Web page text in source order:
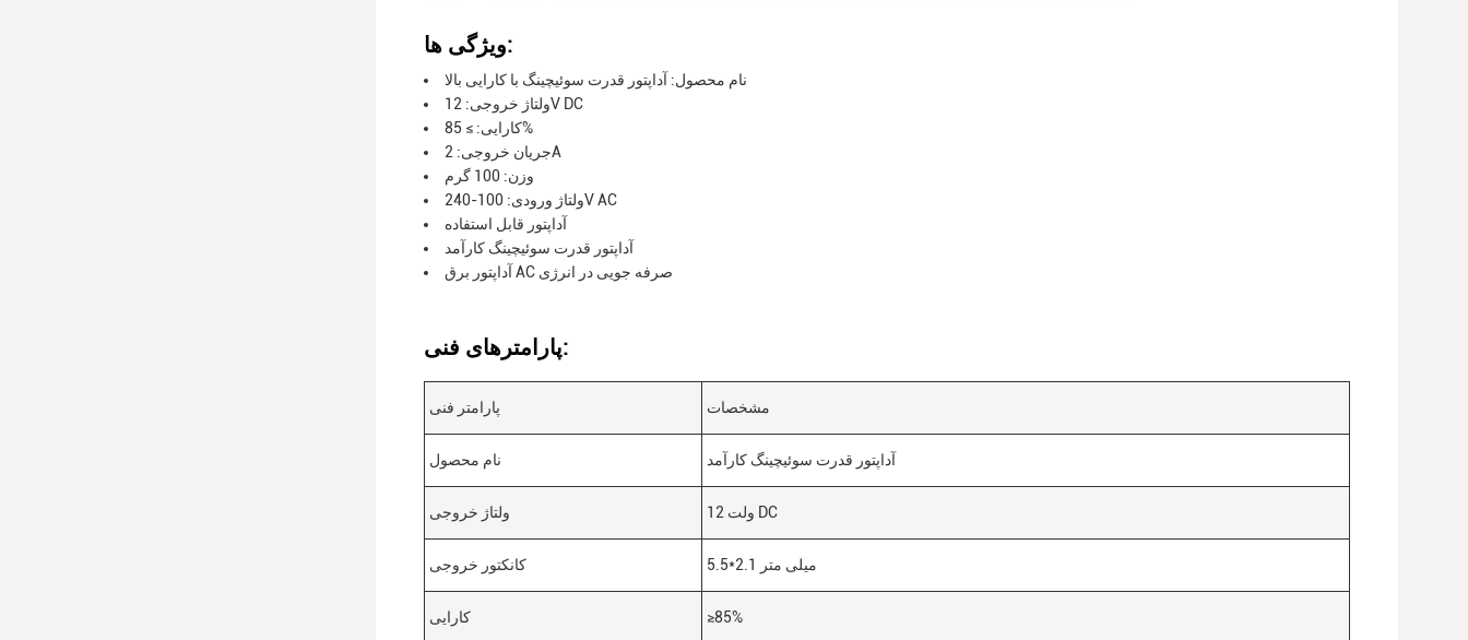
ویژگی ها:
نام محصول: آداپتور قدرت سوئیچینگ با کارایی بالا
ولتاژ خروجی: 12V DC
کارایی: ≥ 85%
جریان خروجی: 2A
وزن: 100 گرم
ولتاژ ورودی: 100-240V AC
آداپتور قابل استفاده
آداپتور قدرت سوئیچینگ کارآمد
آداپتور برق AC صرفه جویی در انرژی
پارامترهای فنی:
پارامتر فنی مشخصات
نام محصول آداپتور قدرت سوئیچینگ کارآمد
ولتاژ خروجی 12 ولت DC
کانکتور خروجی 5.5*2.1 میلی متر
کارایی ≥85%